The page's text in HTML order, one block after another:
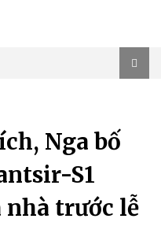
Nga bố
S1
nhà trước lễ